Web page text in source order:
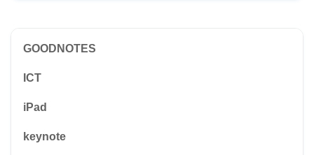
GOODNOTES
ICT
iPad
keynote